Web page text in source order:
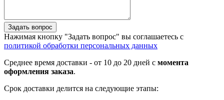
Задать вопрос
Нажимая кнопку "Задать вопрос" вы соглашаетесь с
политикой обработки персональных данных
Среднее время доставки - от 10 до 20 дней с момента
оформления заказа.
Срок доставки делится на следующие этапы: